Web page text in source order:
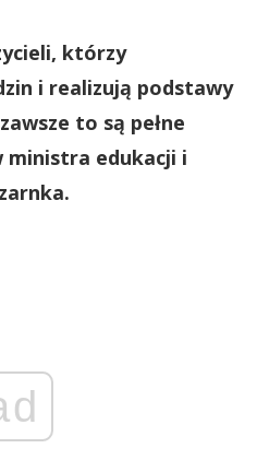
którzy
i realizują podstawy
to są pełne
ministra edukacji i